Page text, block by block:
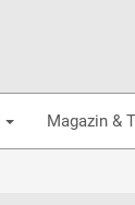
Magazin &